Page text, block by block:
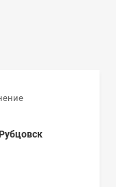
Рубцовск